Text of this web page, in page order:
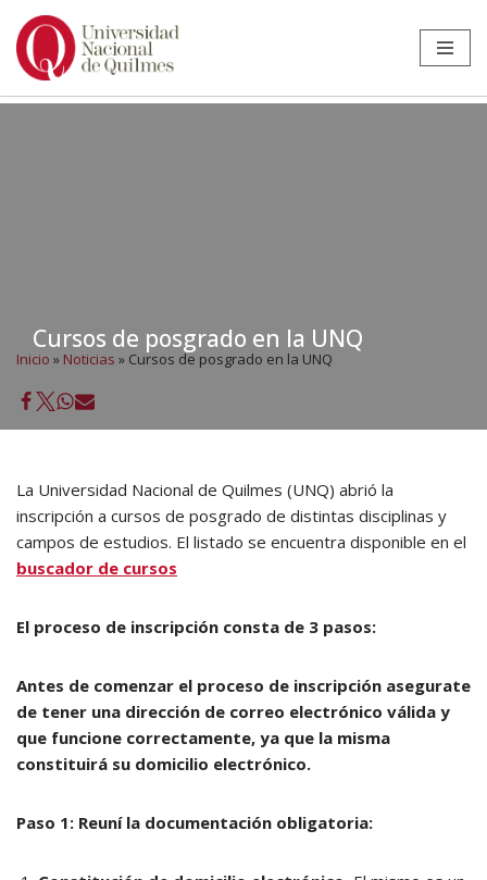
Ir
Cursos de posgrado en la UNQ
Inicio » Noticias » Cursos de posgrado en la UNQ
La Universidad Nacional de Quilmes (UNQ) abrió la
inscripción a cursos de posgrado de distintas disciplinas y
campos de estudios. El listado se encuentra disponible en el
buscador de cursos
El proceso de inscripción consta de 3 pasos:
Antes de comenzar el proceso de inscripción asegurate
de tener una dirección de correo electrónico válida y
que funcione correctamente, ya que la misma
constituirá su domicilio electrónico.
Paso 1: Reuní la documentación obligatoria: